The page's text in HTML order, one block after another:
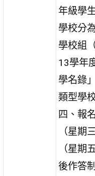
年級學
學校分
學校組
13學年
學名錄
類型學
四、報
（星期
（星期
後作答